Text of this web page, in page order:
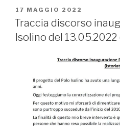
PUBBLICATO
IL
17 MAGGIO 2022
Traccia discorso
Isolino del